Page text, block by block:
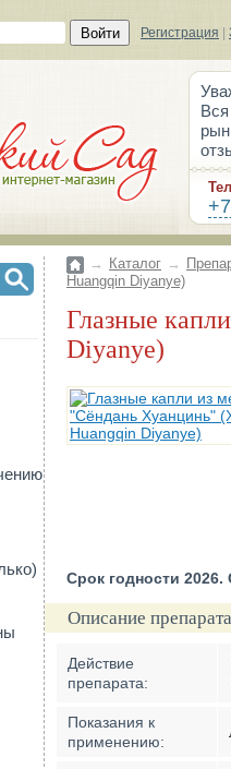
Войти Регистрация
→ Каталог →
Huangqin Diyanye)
Глазные капли из медвежьей желчи "Сёндань Хуанцинь" (Xiongdan Huangqin
Diyanye)
Срок годности 2026.
Описание
Действие
препарата:
Показания к
применению: